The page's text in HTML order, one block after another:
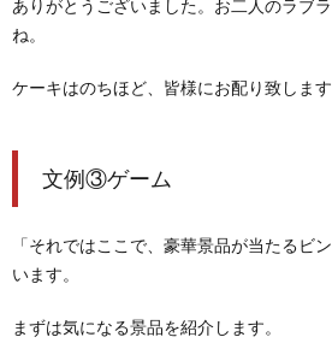
ありがとうございました。お二人のラブ
ね。
ケーキはのちほど、皆様にお配り致します
文例③ゲーム
「それではここで、豪華景品が当たるビ
います。
まずは気になる景品を紹介します。